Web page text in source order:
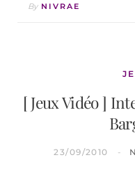
By NIVRAE
[ Jeux Vidéo ]
23/09/2010